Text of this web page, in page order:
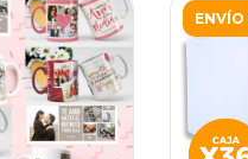
ENVÍO